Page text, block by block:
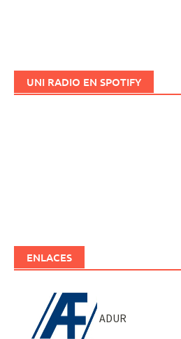
UNI RADIO EN SPOTIFY
ENLACES
ADUR